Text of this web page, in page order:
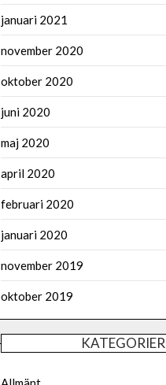
januari 2021
november 2020
oktober 2020
juni 2020
maj 2020
april 2020
februari 2020
januari 2020
november 2019
oktober 2019
KATEGORIER